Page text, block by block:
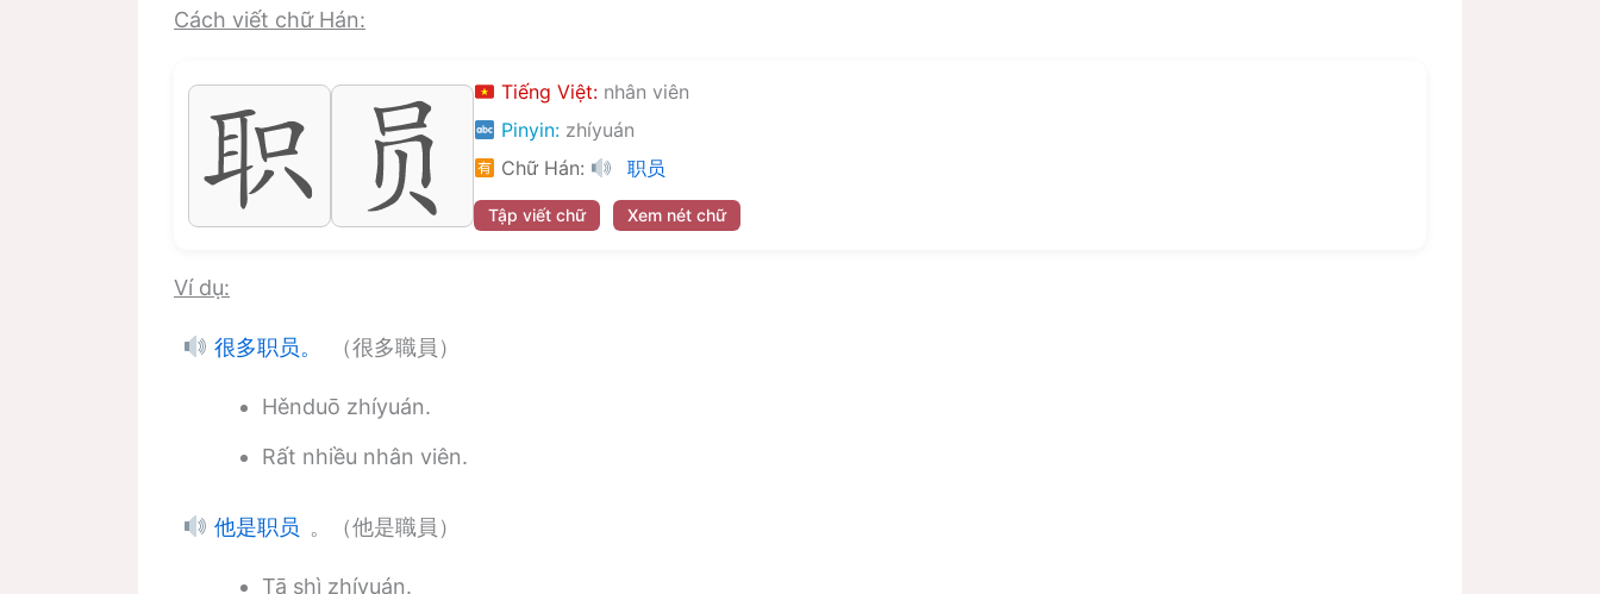
Cách viết chữ Hán:
Tiếng Việt: nhân viên
Pinyin: zhíyuán
Chữ Hán:
职员
Tập viết chữ Xem nét chữ
Ví dụ:
很多职员。 （很多職員）
Hěnduō zhíyuán.
Rất nhiều nhân viên.
他是职员 。（他是職員）
Tā shì zhíyuán.